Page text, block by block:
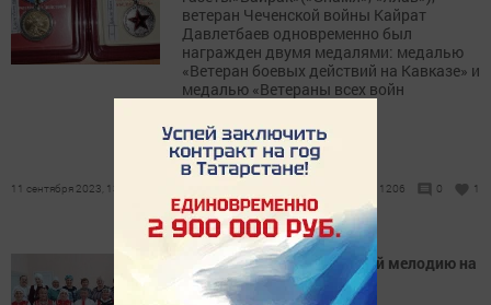
ветеран Чеченской войны Кайрат
Давлетбаев одновременно был
награжден двумя медалями: медалью
«Ветеран боевых действий на Кавказе» и
медалью «Ветераны всех войн
11 сентября 2023, 13:59 1206 0 1
Музыкальная игра «Угадай мелодию на
баяне»